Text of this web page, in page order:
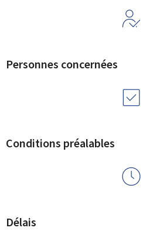
Personnes concernées
Conditions préalables
Délais